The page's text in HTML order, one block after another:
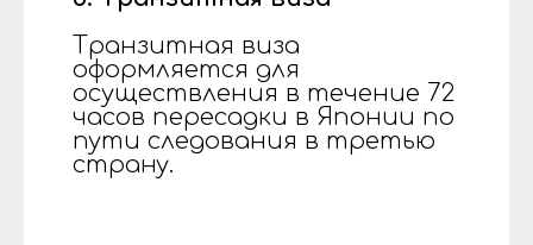
Транзитная виза
оформляется для
осуществления в течение 72
часов пересадки в Японии по
пути следования в третью
страну.